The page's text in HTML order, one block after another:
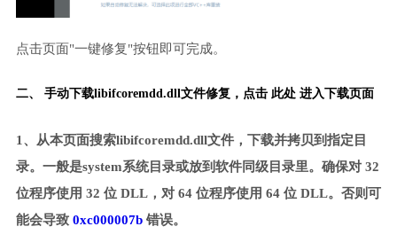
点击页面"一键修复"按钮即可完成。
二、 手动下载libifcoremdd.dll文件修复， 点击 此处 进入下载页面
1、从本页面搜索libifcoremdd.dll文件，下载并拷贝到指定目
录。一般是system系统目录或放到软件同级目录里。确保对 32
位程序使用 32 位 DLL，对 64 位程序使用 64 位 DLL。否则可
能会导致 0xc000007b错误。